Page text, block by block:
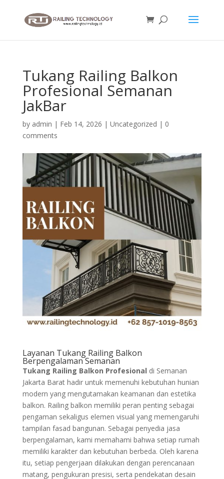
Tukang Railing Balkon
Profesional Semanan
JakBar
by admin | Feb 14, 2026 | Uncategorized | 0
comments
Layanan Tukang Railing Balkon
Berpengalaman Semanan
Tukang Railing Balkon Profesional di Semanan
Jakarta Barat hadir untuk memenuhi kebutuhan hunian
modern yang mengutamakan keamanan dan estetika
balkon. Railing balkon memiliki peran penting sebagai
pengaman sekaligus elemen visual yang memengaruhi
tampilan fasad bangunan. Sebagai penyedia jasa
berpengalaman, kami memahami bahwa setiap rumah
memiliki karakter dan kebutuhan berbeda. Oleh karena
itu, setiap pengerjaan dilakukan dengan perencanaan
matang, pengukuran presisi, serta pendekatan desain